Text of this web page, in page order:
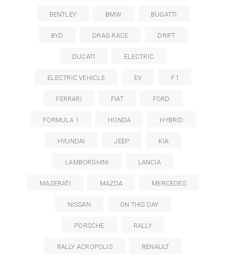
BENTLEY BMW BUGATTI
BYD DRAG RACE DRIFT
DUCATI ELECTRIC
ELECTRIC VEHICLE EV F1
FERRARI FIAT FORD
FORMULA 1 HONDA HYBRID
HYUNDAI JEEP KIA
LAMBORGHINI LANCIA
MASERATI MAZDA MERCEDES
NISSAN ON THIS DAY
PORSCHE RALLY
RALLY ACROPOLIS RENAULT